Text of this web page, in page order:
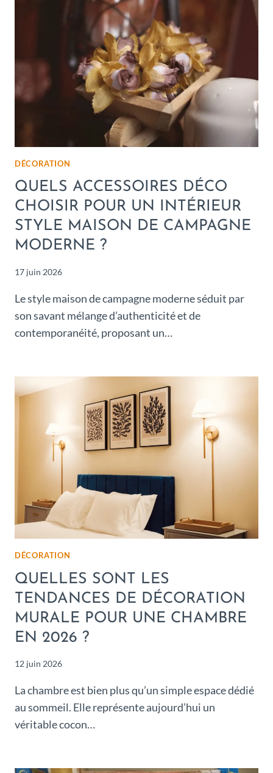
DÉCORATION
QUELS ACCESSOIRES DÉCO
CHOISIR POUR UN INTÉRIEUR
STYLE MAISON DE CAMPAGNE
MODERNE ?
17 juin 2026
Le style maison de campagne moderne séduit par
son savant mélange d’authenticité et de
contemporanéité, proposant un…
DÉCORATION
QUELLES SONT LES
TENDANCES DE DÉCORATION
MURALE POUR UNE CHAMBRE
EN 2026 ?
12 juin 2026
La chambre est bien plus qu’un simple espace dédié
au sommeil. Elle représente aujourd’hui un
véritable cocon…